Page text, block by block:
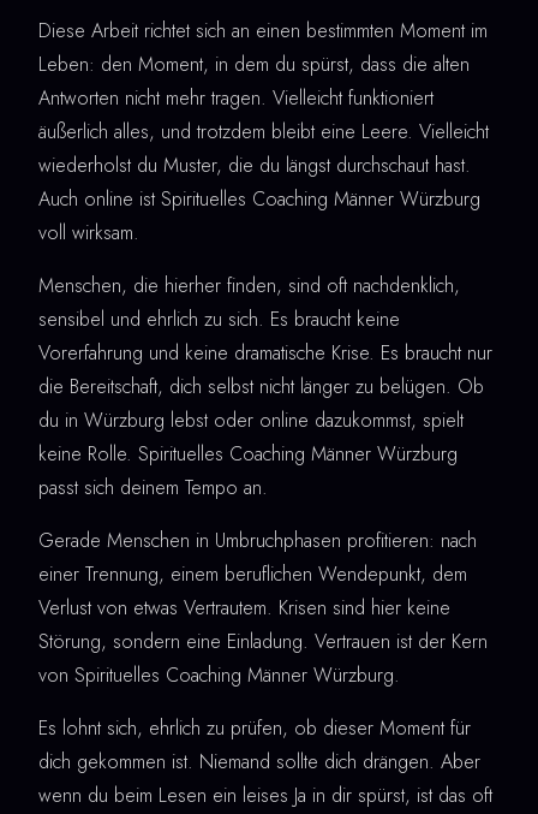
Diese Arbeit richtet sich an einen bestimmten Moment im
Leben: den Moment, in dem du spürst, dass die alten
Antworten nicht mehr tragen. Vielleicht funktioniert
äußerlich alles, und trotzdem bleibt eine Leere. Vielleicht
wiederholst du Muster, die du längst durchschaut hast.
Auch online ist Spirituelles Coaching Männer Würzburg
voll wirksam.
Menschen, die hierher finden, sind oft nachdenklich,
sensibel und ehrlich zu sich. Es braucht keine
Vorerfahrung und keine dramatische Krise. Es braucht nur
die Bereitschaft, dich selbst nicht länger zu belügen. Ob
du in Würzburg lebst oder online dazukommst, spielt
keine Rolle. Spirituelles Coaching Männer Würzburg
passt sich deinem Tempo an.
Gerade Menschen in Umbruchphasen profitieren: nach
einer Trennung, einem beruflichen Wendepunkt, dem
Verlust von etwas Vertrautem. Krisen sind hier keine
Störung, sondern eine Einladung. Vertrauen ist der Kern
von Spirituelles Coaching Männer Würzburg.
Es lohnt sich, ehrlich zu prüfen, ob dieser Moment für
dich gekommen ist. Niemand sollte dich drängen. Aber
wenn du beim Lesen ein leises Ja in dir spürst, ist das oft